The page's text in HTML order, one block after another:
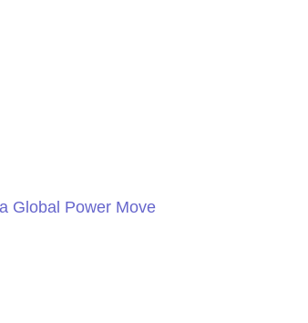
Global Power Move